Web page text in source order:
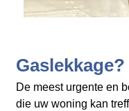
De meest urgente en
die uw woning kan